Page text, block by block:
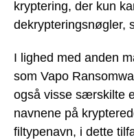
kryptering, der kun
dekrypteringsnøgler,
I lighed med anden
som Vapo
også visse særskilte
navnene på
filtypenavn, i dette